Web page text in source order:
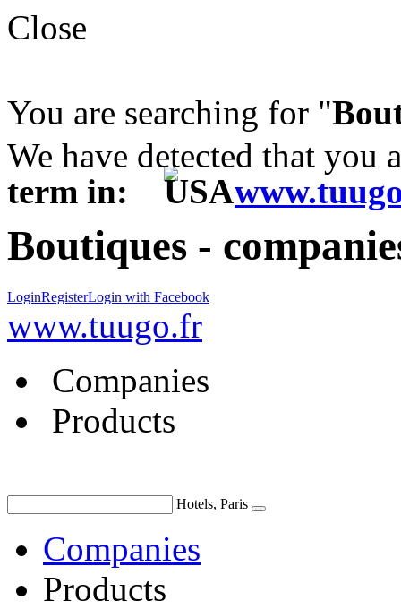
Close
You are searching for "
We have detected that you
term in:
Boutiques -
LoginRegisterLogin with Facebook
www.tuugo.fr
Companies
Products
Hotels, Paris
Companies
Products